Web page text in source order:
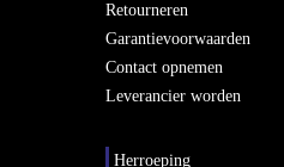
Retourneren
Garantievoorwaarden
Contact opnemen
Leverancier worden
Herroeping